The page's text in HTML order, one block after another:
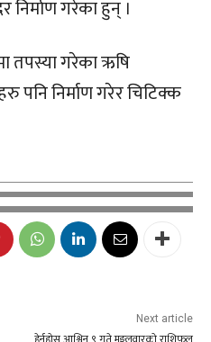
निर्माण गरेका हुन् ।
तपस्या गरेका ऋषि
पनि निर्माण गरेर चिटिक्क
Next article